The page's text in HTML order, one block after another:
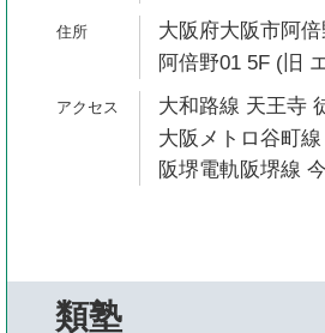
大阪府大阪市阿
阿倍野01 5F (旧
大和路線 天王寺
大阪メトロ谷町
阪堺電軌阪堺線
類塾